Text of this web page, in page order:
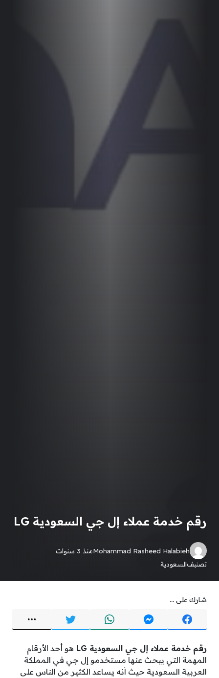
رقم خدمة عملاء إل جي السعودية LG
Mohammad Rasheed Halabiehمنذ 3 سنوات
تصنيفالسعودية
شارك على ...
رقم خدمة عملاء إل جي السعودية LG
هو أحد الأرقام
المهمة التي يبحث عنها مستخدمو إل جي في المملكة
العربية السعودية حيث أنه يساعد الكثير من الناس على